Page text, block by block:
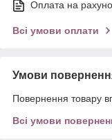
Оплата на
Всі умови оплати
Умови
Повернення товару
Всі умови